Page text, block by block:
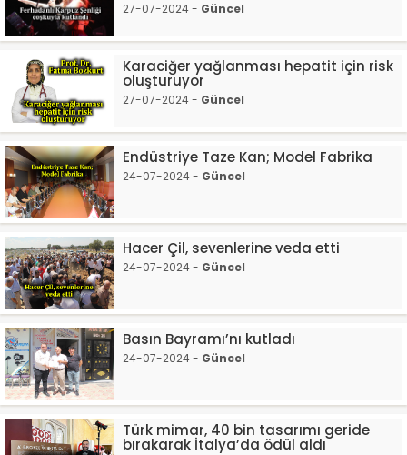
27-07-2024 - Güncel
Karaciğer yağlanması hepatit için risk
oluşturuyor
27-07-2024 - Güncel
Endüstriye Taze Kan; Model Fabrika
24-07-2024 - Güncel
Hacer Çil, sevenlerine veda etti
24-07-2024 - Güncel
Basın Bayramı’nı kutladı
24-07-2024 - Güncel
Türk mimar, 40 bin tasarımı geride
bırakarak İtalya’da ödül aldı